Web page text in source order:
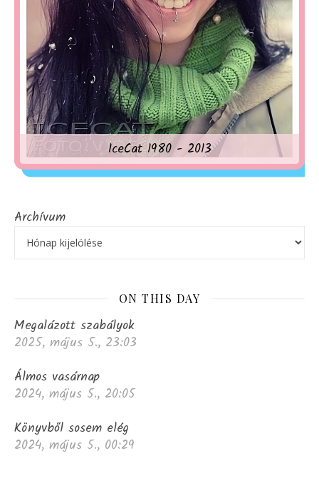
IceCat 1980 - 2013
Archívum
ON THIS DAY
Megalázott szabályok
2025, május 5., 23:03
Álmos vasárnap
2024, május 5., 20:05
Könyvből sosem elég
2024, május 5., 00:29